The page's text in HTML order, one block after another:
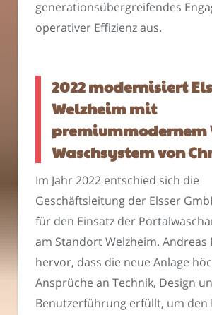
generationsübergreifendes
operativer Effizienz aus.
2022 modernisiert
Welzheim mit
premiummodernem
Waschsystem von
Im Jahr 2022 entschied sich die
Geschäftsleitung der Elsser
für den Einsatz der
am Standort Welzheim. Andreas
hervor, dass die neue Anlage
Ansprüche an Technik, Design
Benutzerführung erfüllt, um den